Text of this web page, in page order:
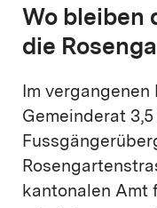
Wo bleiben
die
Im
Gemeinderat
kantonalen Amt